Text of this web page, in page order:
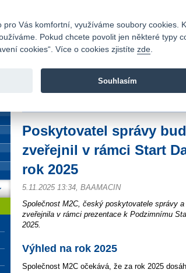
Fio banka je moderní
Poskytovatel správy
zveřejnil v rámci Start
rok 2025
5.11.2025 13:34, BAAMACIN
Společnost M2C, český poskytovatele správy a
zveřejnila v rámci prezentace k Podzimnímu
2025.
Výhled na rok 2025
Společnost M2C očekává, že za rok 2025
Vás komfortní, využíváme soubory cookies.
Pokud chcete povolit jen některé typy
cookies“. Více o cookies zjistíte zde
Souhlasím